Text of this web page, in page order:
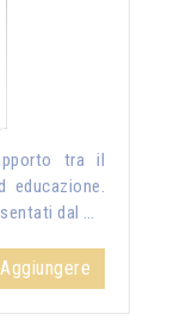
tra il
educazione.
dal …
Aggiungere